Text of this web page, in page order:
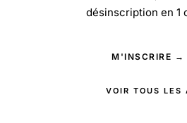
désinscription en 1
M'INSCRIRE →
VOIR TOUS LES